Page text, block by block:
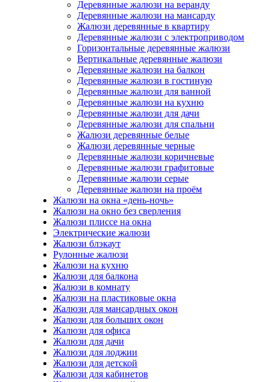
Деревянные жалюзи на веранду
Деревянные жалюзи на мансарду
Жалюзи деревянные в квартиру
Деревянные жалюзи с электроприводом
Горизонтальные деревянные жалюзи
Вертикальные деревянные жалюзи
Деревянные жалюзи на балкон
Деревянные жалюзи в гостиную
Деревянные жалюзи для ванной
Деревянные жалюзи на кухню
Деревянные жалюзи для дачи
Деревянные жалюзи для спальни
Жалюзи деревянные белые
Жалюзи деревянные черные
Деревянные жалюзи коричневые
Деревянные жалюзи графитовые
Деревянные жалюзи серые
Деревянные жалюзи на проём
Жалюзи на окна «день-ночь»
Жалюзи на окно без сверления
Жалюзи плиссе на окна
Электрические жалюзи
Жалюзи блэкаут
Рулонные жалюзи
Жалюзи на кухню
Жалюзи для балкона
Жалюзи в комнату
Жалюзи на пластиковые окна
Жалюзи для мансардных окон
Жалюзи для больших окон
Жалюзи для офиса
Жалюзи для дачи
Жалюзи для лоджии
Жалюзи для детской
Жалюзи для кабинетов